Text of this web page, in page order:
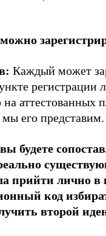
Каждый может
регистрации
аттестованных
мы его представим.
будете
прийти лично в
код
второй